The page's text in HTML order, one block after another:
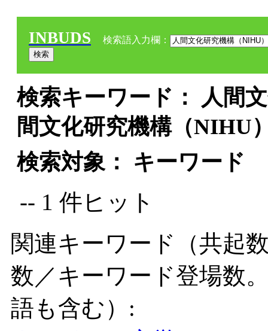
INBUDS 検索語入力欄：
検索キーワード： 人間
間文化研究機構（NIHU
検索対象： キーワード
-- 1 件ヒット
関連キーワード（共起
数／キーワード登場数
語も含む）: